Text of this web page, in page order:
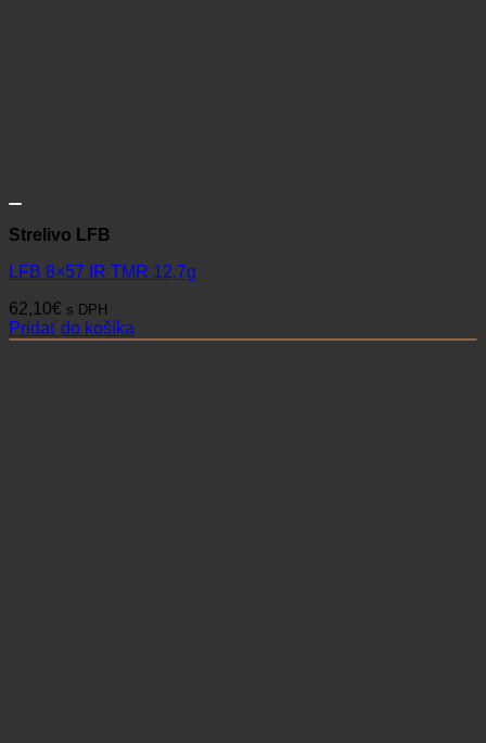
Strelivo LFB
LFB 8×57 IR TMR 12,7g
62,10€ s DPH
Pridať do košíka